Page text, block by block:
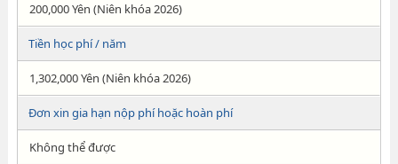
200,000 Yên (Niên khóa 2026)
Tiền học phí / năm
1,302,000 Yên (Niên khóa 2026)
Đơn xin gia hạn nộp phí hoặc hoàn phí
Không thể được